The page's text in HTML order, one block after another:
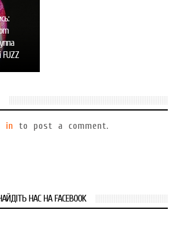
in to post a comment.
НАС НА FACEBOOK